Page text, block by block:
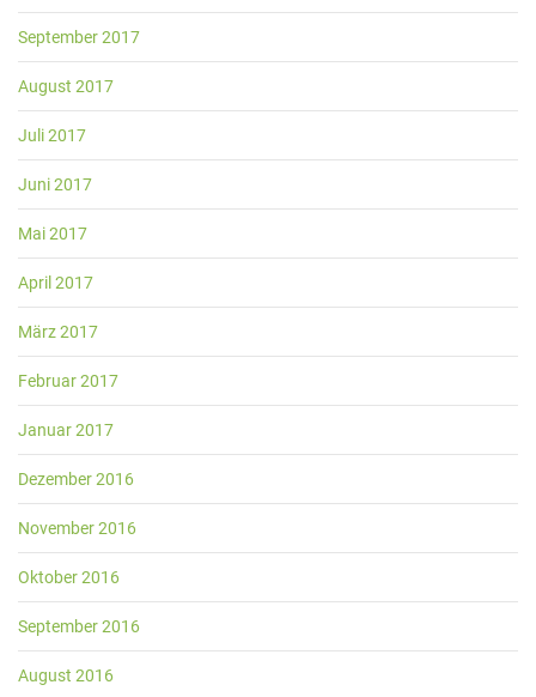
September 2017
August 2017
Juli 2017
Juni 2017
Mai 2017
April 2017
März 2017
Februar 2017
Januar 2017
Dezember 2016
November 2016
Oktober 2016
September 2016
August 2016